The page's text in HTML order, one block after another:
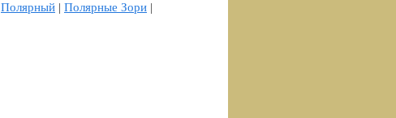
Полярный | Полярные Зори |